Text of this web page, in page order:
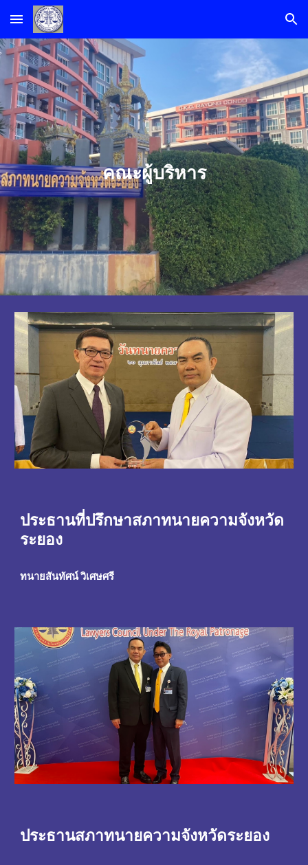
Skip to main content Skip to navigation
คณะผู้บริหาร
ประธานที่ปรึกษาสภาทนายความจังหวัด
ระยอง
ทนายสันทัศน์ วิเศษศรี
ประธานสภาทนายความจังหวัดระยอง